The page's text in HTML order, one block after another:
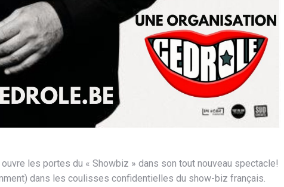
les portes du « Showbiz » dans son tout nouveau spectacle!
dans les coulisses confidentielles du show-biz français.